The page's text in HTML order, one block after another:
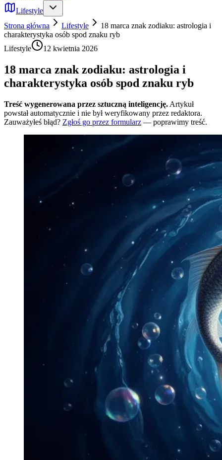
Lifestyle
Strona główna
Lifestyle
18 marca znak zodiaku: astrologia i
charakterystyka osób spod znaku ryb
Lifestyle
12 kwietnia 2026
18 marca znak zodiaku: astrologia i
charakterystyka osób spod znaku ryb
Treść wygenerowana przez sztuczną inteligencję. Artykuł
powstał automatycznie i nie był weryfikowany przez redaktora.
Zauważyłeś błąd? Zgłoś go przez formularz — poprawimy treść.